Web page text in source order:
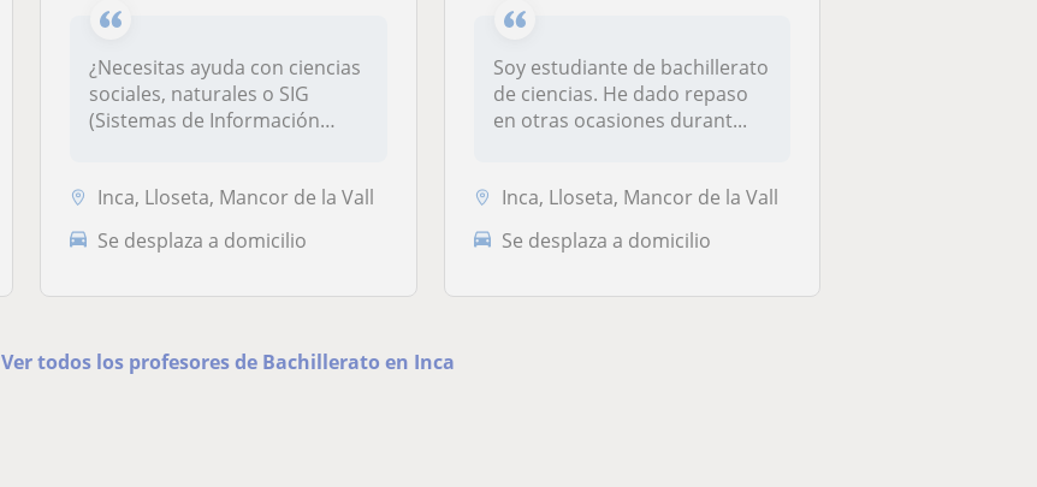
¿Necesitas ayuda con ciencias
sociales, naturales o SIG
(Sistemas de Información
Inca, Lloseta, Mancor de la Vall
Se desplaza a domicilio
Soy estudiante de bachillerato
de ciencias. He dado repaso
en otras ocasiones durant...
Inca, Lloseta, Mancor de la Vall
Se desplaza a domicilio
Ver todos los profesores de Bachillerato en Inca